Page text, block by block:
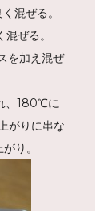
混ぜる。
ぜる。
を加え混ぜ
、180℃に
がりに串な
り。